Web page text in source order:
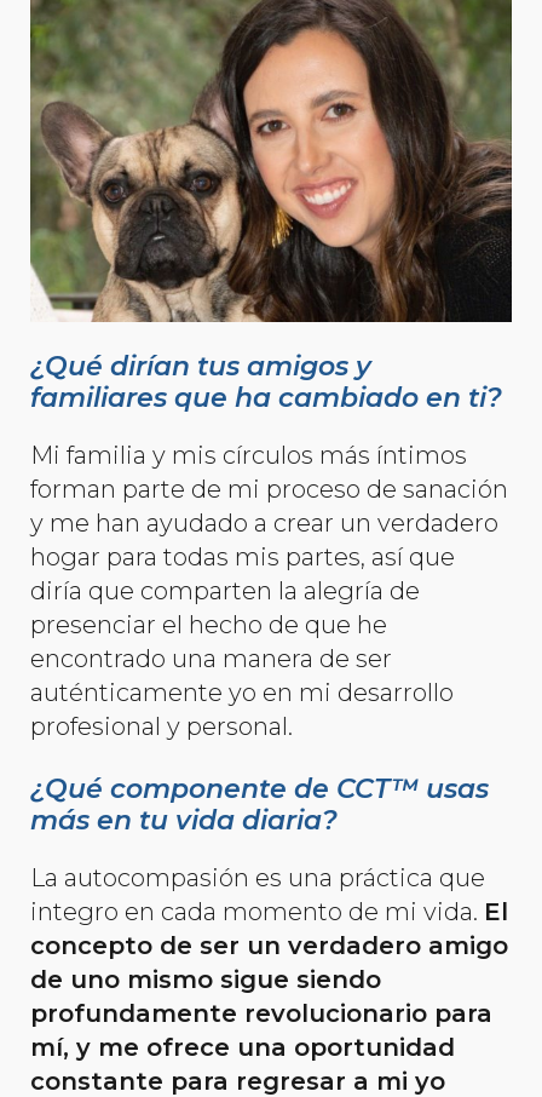
¿Qué dirían tus amigos y
familiares que ha cambiado en ti?
Mi familia y mis círculos más íntimos
forman parte de mi proceso de sanación
y me han ayudado a crear un verdadero
hogar para todas mis partes, así que
diría que comparten la alegría de
presenciar el hecho de que he
encontrado una manera de ser
auténticamente yo en mi desarrollo
profesional y personal.
¿Qué componente de CCT™ usas
más en tu vida diaria?
La autocompasión es una práctica que
integro en cada momento de mi vida. El
concepto de ser un verdadero amigo
de uno mismo sigue siendo
profundamente revolucionario para
mí, y me ofrece una oportunidad
constante para regresar a mi yo